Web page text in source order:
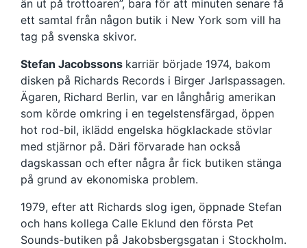
än ut på trottoaren”, bara för att minuten senare få
ett samtal från någon butik i New York som vill ha
tag på svenska skivor.
Stefan Jacobssons karriär började 1974, bakom
disken på Richards Records i Birger Jarlspassagen.
Ägaren, Richard Berlin, var en långhårig amerikan
som körde omkring i en tegelstensfärgad, öppen
hot rod-bil, iklädd engelska högklackade stövlar
med stjärnor på. Däri förvarade han också
dagskassan och efter några år fick butiken stänga
på grund av ekonomiska problem.
1979, efter att Richards slog igen, öppnade Stefan
och hans kollega Calle Eklund den första Pet
Sounds-butiken på Jakobsbergsgatan i Stockholm.